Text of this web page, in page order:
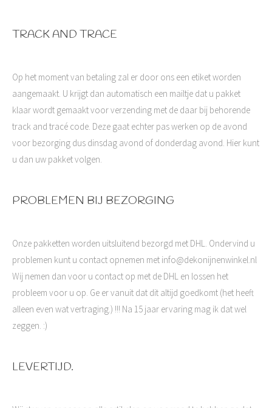
TRACK AND TRACE
Op het moment van betaling zal er door ons een etiket worden
aangemaakt. U krijgt dan automatisch een mailtje dat u pakket
klaar wordt gemaakt voor verzending met de daar bij behorende
track and tracé code. Deze gaat echter pas werken op de avond
voor bezorging dus dinsdag avond of donderdag avond. Hier kunt
u dan uw pakket volgen.
PROBLEMEN BIJ BEZORGING
Onze pakketten worden uitsluitend bezorgd met DHL. Ondervind u
problemen kunt u contact opnemen met info@dekonijnenwinkel.nl
Wij nemen dan voor u contact op met de DHL en lossen het
probleem voor u op. Ge er vanuit dat dit altijd goedkomt (het heeft
alleen even wat vertraging.) !!! Na 15 jaar ervaring mag ik dat wel
zeggen. :)
LEVERTIJD.